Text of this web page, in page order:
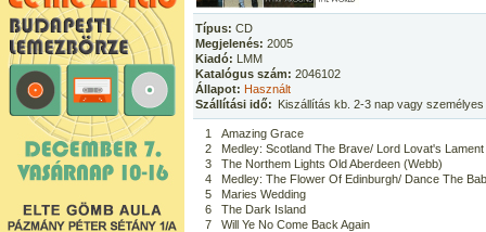
Típus: CD
Megjelenés: 2005
Kiadó: LMM
Katalógus szám: 2046102
Állapot: Használt
Szállítási idő: Kiszállítás kb. 2-3 nap vagy
1
Amazing Grace
2
Medley: Scotland The Brave/ Lord Lovat's
3
The Northem Lights Old Aberdeen (Webb)
4
Medley: The Flower Of Edinburgh/ Dance The
5
Maries Wedding
6
The Dark Island
7
Will Ye No Come Back Again